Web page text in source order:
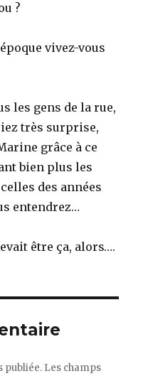
?
vivez-vous
les gens de la rue,
très surprise,
grâce à ce
bien plus les
des années
entendrez…
être ça, alors….
publiée. Les champs